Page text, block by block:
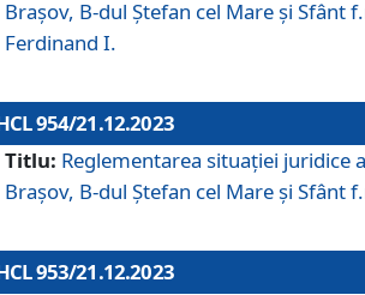
Brașov, B-dul Ștefan cel Mare și Sfânt
Ferdinand I.
954/21.12.2023
Titlu: Reglementarea situației juridice
Brașov, B-dul Ștefan cel Mare și Sfânt
953/21.12.2023